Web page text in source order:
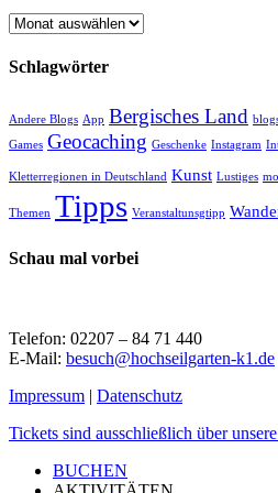
Archiv
Schlagwörter
Andere Blogs App Bergisches Land
Games Geocaching Geschenke Instagram
Kletterregionen in Deutschland Kunst Lustiges
Themen Tipps Veranstaltunsgtipp
Schau mal vorbei
Telefon: 02207 – 84 71 440
E-Mail: besuch@hochseilgarten-k1.de
Impressum | Datenschutz
Close
Tickets sind ausschließlich über
BUCHEN